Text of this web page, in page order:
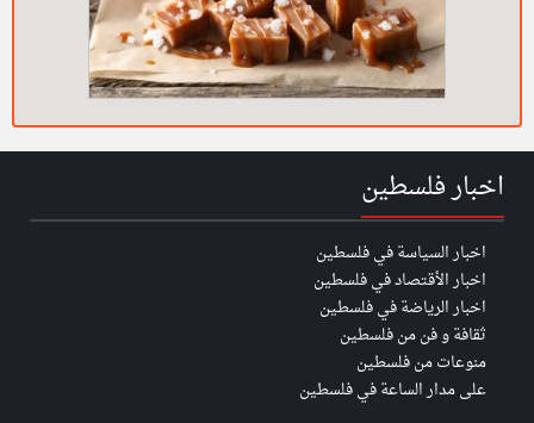
اخبار فلسطين
اخبار السياسة في فلسطين
اخبار الأقتصاد في فلسطين
اخبار الرياضة في فلسطين
ثقافة و فن من فلسطين
منوعات من فلسطين
على مدار الساعة في فلسطين